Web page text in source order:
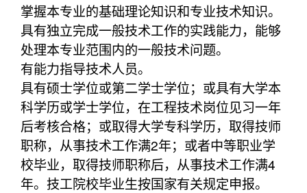
掌握本专业的基础理论知识和专业技术知识。
具有独立完成一般技术工作的实践能力，能够
处理本专业范围内的一般技术问题。
有能力指导技术人员。
具有硕士学位或第二学士学位；或具有大学本
科学历或学士学位，在工程技术岗位见习一年
后考核合格；或取得大学专科学历，取得技师
职称，从事技术工作满2年；或者中等职业学
校毕业，取得技师职称后，从事技术工作满4
年。技工院校毕业生按国家有关规定申报。